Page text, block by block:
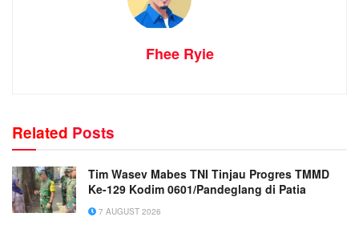
Fhee Ryie
Related Posts
Tim Wasev Mabes TNI Tinjau Progres TMMD
Ke-129 Kodim 0601/Pandeglang di Patia
7 AUGUST 2026